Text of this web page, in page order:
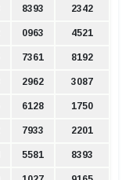
8393 2342
0963 4521
7361 8192
2962 3087
6128 1750
7933 2201
5581 8393